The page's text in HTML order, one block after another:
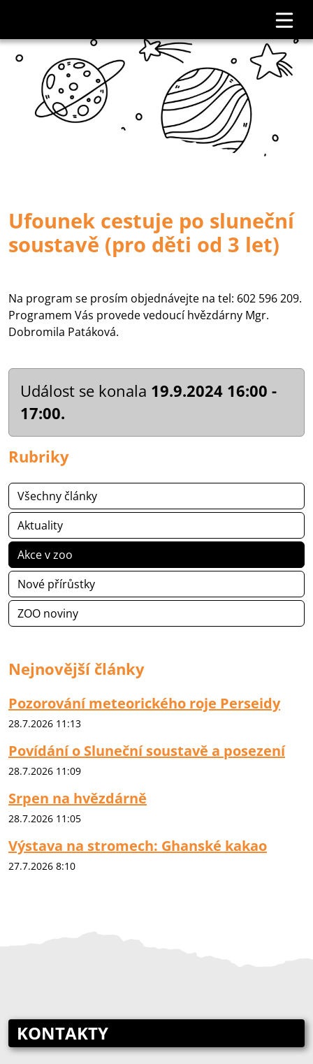
Ufounek cestuje po sluneční
soustavě (pro děti od 3 let)
Na program se prosím objednávejte na tel: 602 596 209.
Programem Vás provede vedoucí hvězdárny Mgr.
Dobromila Patáková.
Událost se konala 19.9.2024 16:00 -
17:00.
Rubriky
Všechny články
Aktuality
Akce v zoo
Nové přírůstky
ZOO noviny
Nejnovější články
Pozorování meteorického roje Perseidy
28.7.2026 11:13
Povídání o Sluneční soustavě a posezení
28.7.2026 11:09
Srpen na hvězdárně
28.7.2026 11:05
Výstava na stromech: Ghanské kakao
27.7.2026 8:10
KONTAKTY